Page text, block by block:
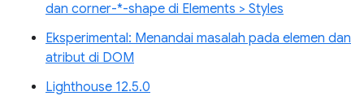
dan corner-*-shape di Elements > Styles
Eksperimental: Menandai masalah pada elemen dan
atribut di DOM
Lighthouse 12.5.0